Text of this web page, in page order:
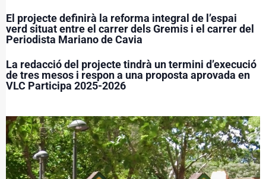
El projecte definirà la reforma integral de l’espai
verd situat entre el carrer dels Gremis i el carrer del
Periodista Mariano de Cavia
La redacció del projecte tindrà un termini d’execució
de tres mesos i respon a una proposta aprovada en
VLC Participa 2025-2026